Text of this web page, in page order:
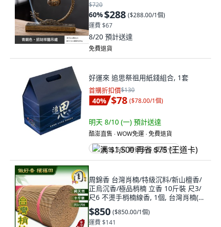
$720
60%$288 ($288.00/1個)
運費 $67
8/20 預計送達
免費退貨
好運來 追思祭祖用紙錢組合, 1套
首購折扣價$130
40% $78 ($78.00/1個)
明天 8/10 (一) 預計送達
酷澎直售 ∙ WOW免運 ∙ 免費退貨
满 $1,500 再省 $75 (王道卡)
周錦香 台灣肖楠/特級沉料/新山檀香/
正烏沉香/極品梢楠 立香 10斤裝 尺3/
尺6 不燙手梢楠線香, 1個, 台灣肖楠(10
斤散裝)-$850,尺3
$850 ($850.00/1個)
運費 $141